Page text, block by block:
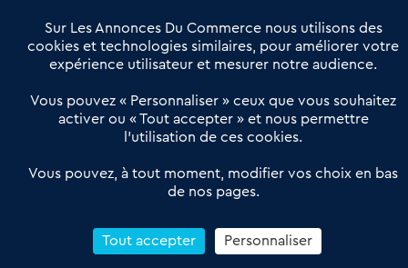
Offres Pro
Actualités
Qui sommes nous ?
Derniers articles
Réseau 3C : un partenaire national dédié aux transactions
Petitscommerces : Un partenariat au service du commerce de
proximité et des territoires
Reprendre un Restaurant Rapide
Sur Les Annonces Du Commerce nous utilisons des
cookies et technologies similaires, pour améliorer votre
expérience utilisateur et mesurer notre audience.
Vous pouvez « Personnaliser » ceux que vous souhaitez
activer ou « Tout accepter » et nous permettre
l’utilisation de ces cookies.
Vous pouvez, à tout moment, modifier vos choix en bas
de nos pages.
Tout accepter Personnaliser